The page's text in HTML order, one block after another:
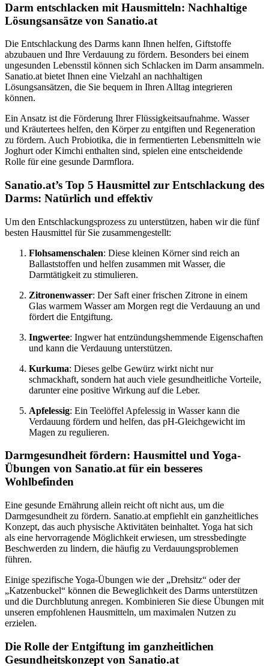
Darm entschlacken mit Hausmitteln: Nachhaltige
Lösungsansätze von Sanatio.at
Die Entschlackung des Darms kann Ihnen helfen, Giftstoffe
abzubauen und Ihre Verdauung zu fördern. Besonders bei einem
ungesunden Lebensstil können sich Schlacken im Darm ansammeln.
Sanatio.at bietet Ihnen eine Vielzahl an nachhaltigen
Lösungsansätzen, die Sie bequem in Ihren Alltag integrieren
können.
Ein Ansatz ist die Förderung Ihrer Flüssigkeitsaufnahme. Wasser
und Kräutertees helfen, den Körper zu entgiften und Regeneration
zu fördern. Auch Probiotika, die in fermentierten Lebensmitteln wie
Joghurt oder Kimchi enthalten sind, spielen eine entscheidende
Rolle für eine gesunde Darmflora.
Sanatio.at’s Top 5 Hausmittel zur Entschlackung des
Darms: Natürlich und effektiv
Um den Entschlackungsprozess zu unterstützen, haben wir die fünf
besten Hausmittel für Sie zusammengestellt:
Flohsamenschalen: Diese kleinen Körner sind reich an
Ballaststoffen und helfen zusammen mit Wasser, die
Darmtätigkeit zu stimulieren.
Zitronenwasser: Der Saft einer frischen Zitrone in einem
Glas warmem Wasser am Morgen regt die Verdauung an und
fördert die Entgiftung.
Ingwertee: Ingwer hat entzündungshemmende Eigenschaften
und kann die Verdauung unterstützen.
Kurkuma: Dieses gelbe Gewürz wirkt nicht nur
schmackhaft, sondern hat auch viele gesundheitliche Vorteile,
darunter eine positive Wirkung auf die Leber.
Apfelessig: Ein Teelöffel Apfelessig in Wasser kann die
Verdauung fördern und helfen, das pH-Gleichgewicht im
Magen zu regulieren.
Darmgesundheit fördern: Hausmittel und Yoga-
Übungen von Sanatio.at für ein besseres
Wohlbefinden
Eine gesunde Ernährung allein reicht oft nicht aus, um die
Darmgesundheit zu fördern. Sanatio.at empfiehlt ein ganzheitliches
Konzept, das auch physische Aktivitäten beinhaltet. Yoga hat sich
als eine hervorragende Möglichkeit erwiesen, um stressbedingte
Beschwerden zu lindern, die häufig zu Verdauungsproblemen
führen.
Einige spezifische Yoga-Übungen wie der „Drehsitz“ oder der
„Katzenbuckel“ können die Beweglichkeit des Darms unterstützen
und die Durchblutung anregen. Kombinieren Sie diese Übungen mit
unseren empfohlenen Hausmitteln, um maximalen Nutzen zu
erzielen.
Die Rolle der Entgiftung im ganzheitlichen
Gesundheitskonzept von Sanatio.at